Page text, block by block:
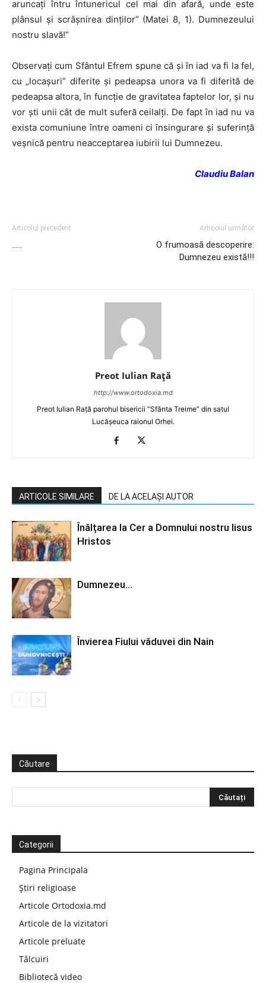
aruncați întru întunericul cel mai din afară, unde este
plânsul și scrâșnirea dinților” (Matei 8, 1). Dumnezeului
nostru slavă!”
Observați cum Sfântul Efrem spune că și în iad va fi la fel,
cu „locașuri” diferite și pedeapsa unora va fi diferită de
pedeapsa altora, în funcție de gravitatea faptelor lor, și nu
vor ști unii cât de mult suferă ceilalți. De faptîn iad nu va
exista comuniune între oameni ci însingurare și suferință
veșnică pentru neacceptarea iubirii lui Dumnezeu.
Claudiu Balan
Articolul precedent
……
Articolul următor
O frumoasă descoperire:
Dumnezeu există!!!
Preot Iulian Raţă
http://www.ortodoxia.md
Preot Iulian Rață parohul bisericii ”Sfânta Treime” din satul
Lucășeuca raionul Orhei.
ARTICOLE SIMILARE DE LA ACELAȘI AUTOR
Înălțarea la Cer a Domnului nostru Iisus
Hristos
Dumnezeu…
Învierea Fiului văduvei din Nain
Căutare
Categorii
Pagina Principala
Știri religioase
Articole Ortodoxia.md
Articole de la vizitatori
Articole preluate
Tâlcuiri
Bibliotecă video